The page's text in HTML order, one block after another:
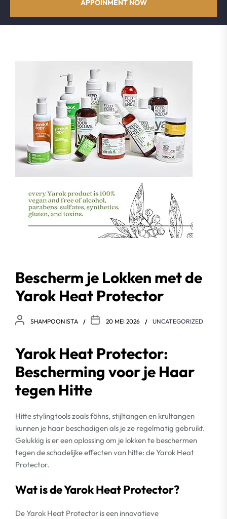
APPOINMENT NOW
Bescherm je Lokken met de
Yarok Heat Protector
SHAMPOONISTA 20 MEI 2026 UNCATEGORIZED
Yarok Heat Protector:
Bescherming voor je Haar
tegen Hitte
Hitte stylingtools zoals föhns, stijltangen en krultangen
kunnen je haar beschadigen als je ze regelmatig gebruikt.
Gelukkig is er een oplossing om je lokken te beschermen
tegen de schadelijke effecten van hitte: de Yarok Heat
Protector.
Wat is de Yarok Heat Protector?
De Yarok Heat Protector is een innovatieve